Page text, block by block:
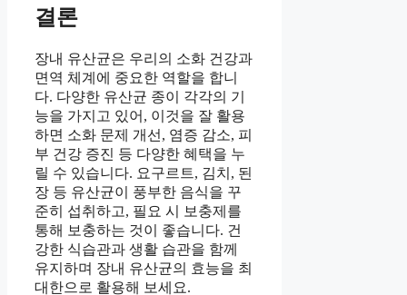
결론
장내 유산균은 우리의 소화 건강과
면역 체계에 중요한 역할을 합니
다. 다양한 유산균 종이 각각의 기
능을 가지고 있어, 이것을 잘 활용
하면 소화 문제 개선, 염증 감소, 피
부 건강 증진 등 다양한 혜택을 누
릴 수 있습니다. 요구르트, 김치, 된
장 등 유산균이 풍부한 음식을 꾸
준히 섭취하고, 필요 시 보충제를
통해 보충하는 것이 좋습니다. 건
강한 식습관과 생활 습관을 함께
유지하며 장내 유산균의 효능을 최
대한으로 활용해 보세요.